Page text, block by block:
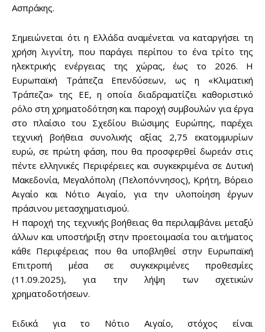
Ασπράκης.
Σημειώνεται ότι η Ελλάδα αναμένεται να καταργήσει τη
χρήση λιγνίτη, που παράγει περίπου το ένα τρίτο της
ηλεκτρικής ενέργειας της χώρας, έως το 2026. Η
Ευρωπαϊκή Τράπεζα Επενδύσεων, ως η «Κλιματική
Τράπεζα» της ΕΕ, η οποία διαδραματίζει καθοριστικό
ρόλο στη χρηματοδότηση και παροχή συμβουλών για έργα
στο πλαίσιο του Σχεδίου Βιώσιμης Ευρώπης, παρέχει
τεχνική βοήθεια συνολικής αξίας 2,75 εκατομμυρίων
ευρώ, σε πρώτη φάση, που θα προσφερθεί δωρεάν στις
πέντε ελληνικές Περιφέρειες και συγκεκριμένα σε Δυτική
Μακεδονία, Μεγαλόπολη (Πελοπόννησος), Κρήτη, Βόρειο
Αιγαίο και Νότιο Αιγαίο, για την υλοποίηση έργων
πράσινου μετασχηματισμού.
Η παροχή της τεχνικής βοήθειας θα περιλαμβάνει μεταξύ
άλλων και υποστήριξη στην προετοιμασία του αιτήματος
κάθε Περιφέρειας που θα υποβληθεί στην Ευρωπαϊκή
Επιτροπή μέσα σε συγκεκριμένες προθεσμίες
(11.09.2025), για την λήψη των σχετικών
χρηματοδοτήσεων.
Ειδικά για το Νότιο Αιγαίο, στόχος είναι